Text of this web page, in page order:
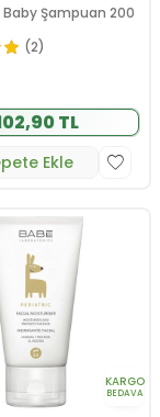
Şampuan 200
(2)
TL
Ekle
KARGO
BEDAVA